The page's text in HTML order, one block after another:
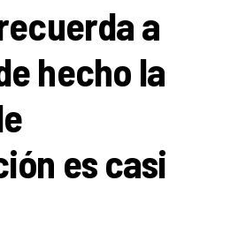
a
hecho la
es casi